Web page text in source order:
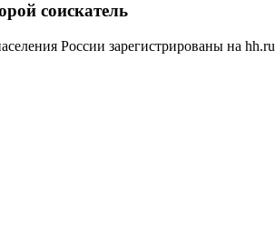
соискатель
России зарегистрированы на hh.ru